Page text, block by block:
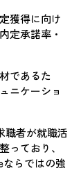
獲得に向け
定承諾率・
であるた
ニケーショ
職者が就職活
っており、
らではの強